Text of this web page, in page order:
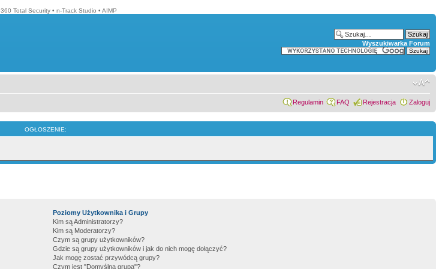
360 Total Security • n-Track Studio • AIMP
Wyszukiwarka Forum
Regulamin FAQ Rejestracja Zaloguj
OGŁOSZENIE:
Poziomy Użytkownika i Grupy
Kim są Administratorzy?
Kim są Moderatorzy?
Czym są grupy użytkowników?
Gdzie są grupy użytkowników i jak do nich mogę dołączyć?
Jak mogę zostać przywódcą grupy?
Czym jest "Domyślna grupa"?